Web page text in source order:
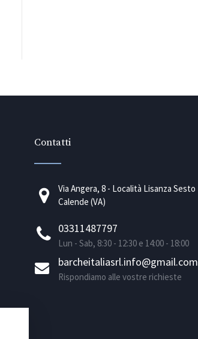
Contatti
Via Angera, 8 - Località Lisanza Sesto
Calende (VA)
03311487797
Lun - Sab, 8:30 - 12:30 e 14:00 - 18:00
barcheitaliasrl.info@gmail.com
Rispondiamo alle vostre richieste